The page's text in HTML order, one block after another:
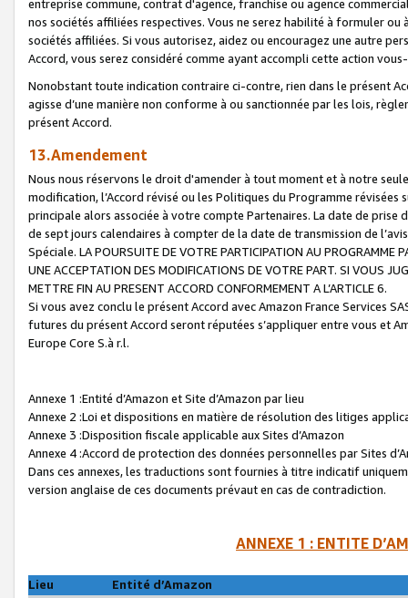
entreprise commune, contrat d'agence, franchise ou agence
nos sociétés affiliées respectives. Vous ne serez habilité à formuler
sociétés affiliées. Si vous autorisez, aidez ou encouragez une autre
Accord, vous serez considéré comme ayant accompli cette action
Nonobstant toute indication contraire ci-contre, rien dans le présent
agisse d’une manière non conforme à ou sanctionnée par les lois,
présent Accord.
13.Amendement
Nous nous réservons le droit d'amender à tout moment et à notre
modification, l’Accord révisé ou les Politiques du Programme
principale alors associée à votre compte Partenaires. La date de
de sept jours calendaires à compter de la date de transmission de
Spéciale. LA POURSUITE DE VOTRE PARTICIPATION AU PROGRAMME
UNE ACCEPTATION DES MODIFICATIONS DE VOTRE PART. SI VOUS
METTRE FIN AU PRESENT ACCORD CONFORMEMENT A L’ARTICLE 6.
Si vous avez conclu le présent Accord avec Amazon France Services
futures du présent Accord seront réputées s’appliquer entre vous et
Europe Core S.à r.l.
Annexe 1 :Entité d’Amazon et Site d’Amazon par lieu
Annexe 2 :Loi et dispositions en matière de résolution des litiges
Annexe 3 :Disposition fiscale applicable aux Sites d’Amazon
Annexe 4 :Accord de protection des données personnelles par Sites
Dans ces annexes, les traductions sont fournies à titre indicatif
version anglaise de ces documents prévaut en cas de contradiction.
ANNEXE 1 : ENTITE
Lieu
Entité d’Amazon